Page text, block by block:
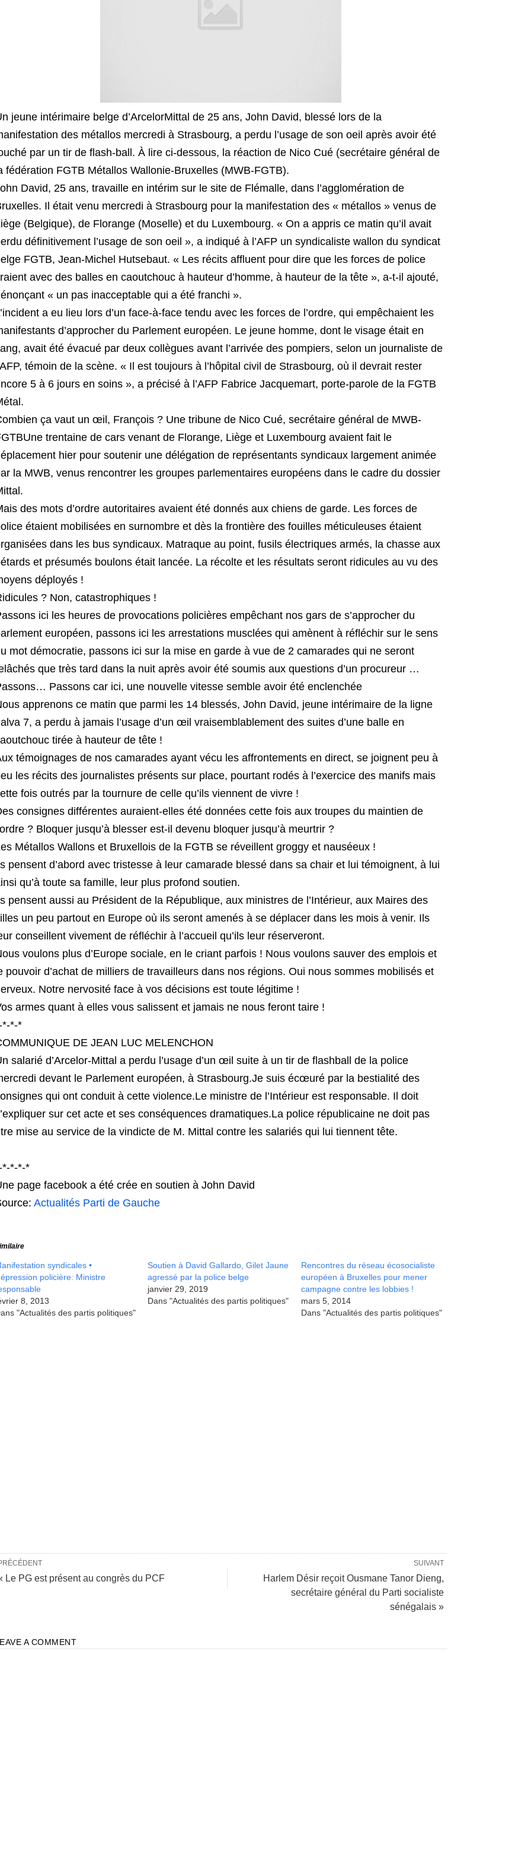
jeune intérimaire belge d’ArcelorMittal de 25 ans, John David, blessé lors de la
des métallos mercredi à Strasbourg, a perdu l’usage de son oeil après avoir été
par un tir de flash-ball. À lire ci-dessous, la réaction de Nico Cué (secrétaire général de
fédération FGTB Métallos Wallonie-Bruxelles (MWB-FGTB).
David, 25 ans, travaille en intérim sur le site de Flémalle, dans l’agglomération de
Il était venu mercredi à Strasbourg pour la manifestation des « métallos » venus de
(Belgique), de Florange (Moselle) et du Luxembourg. « On a appris ce matin qu’il avait
définitivement l’usage de son oeil », a indiqué à l’AFP un syndicaliste wallon du syndicat
FGTB, Jean-Michel Hutsebaut. « Les récits affluent pour dire que les forces de police
avec des balles en caoutchouc à hauteur d’homme, à hauteur de la tête », a-t-il ajouté,
« un pas inacceptable qui a été franchi ».
a eu lieu lors d’un face-à-face tendu avec les forces de l’ordre, qui empêchaient les
d’approcher du Parlement européen. Le jeune homme, dont le visage était en
avait été évacué par deux collègues avant l’arrivée des pompiers, selon un journaliste de
témoin de la scène. « Il est toujours à l’hôpital civil de Strasbourg, où il devrait rester
5 à 6 jours en soins », a précisé à l’AFP Fabrice Jacquemart, porte-parole de la FGTB
ça vaut un œil, François ? Une tribune de Nico Cué, secrétaire général de MWB-
trentaine de cars venant de Florange, Liège et Luxembourg avaient fait le
hier pour soutenir une délégation de représentants syndicaux largement animée
la MWB, venus rencontrer les groupes parlementaires européens dans le cadre du dossier
des mots d’ordre autoritaires avaient été donnés aux chiens de garde. Les forces de
étaient mobilisées en surnombre et dès la frontière des fouilles méticuleuses étaient
dans les bus syndicaux. Matraque au point, fusils électriques armés, la chasse aux
et présumés boulons était lancée. La récolte et les résultats seront ridicules au vu des
déployés !
? Non, catastrophiques !
ici les heures de provocations policières empêchant nos gars de s’approcher du
européen, passons ici les arrestations musclées qui amènent à réfléchir sur le sens
mot démocratie, passons ici sur la mise en garde à vue de 2 camarades qui ne seront
que très tard dans la nuit après avoir été soumis aux questions d’un procureur …
Passons car ici, une nouvelle vitesse semble avoir été enclenchée
apprenons ce matin que parmi les 14 blessés, John David, jeune intérimaire de la ligne
7, a perdu à jamais l’usage d’un œil vraisemblablement des suites d’une balle en
tirée à hauteur de tête !
témoignages de nos camarades ayant vécu les affrontements en direct, se joignent peu à
les récits des journalistes présents sur place, pourtant rodés à l’exercice des manifs mais
fois outrés par la tournure de celle qu’ils viennent de vivre !
consignes différentes auraient-elles été données cette fois aux troupes du maintien de
? Bloquer jusqu’à blesser est-il devenu bloquer jusqu’à meurtrir ?
Métallos Wallons et Bruxellois de la FGTB se réveillent groggy et nauséeux !
pensent d’abord avec tristesse à leur camarade blessé dans sa chair et lui témoignent, à lui
qu’à toute sa famille, leur plus profond soutien.
pensent aussi au Président de la République, aux ministres de l’Intérieur, aux Maires des
un peu partout en Europe où ils seront amenés à se déplacer dans les mois à venir. Ils
conseillent vivement de réfléchir à l’accueil qu’ils leur réserveront.
voulons plus d’Europe sociale, en le criant parfois ! Nous voulons sauver des emplois et
pouvoir d’achat de milliers de travailleurs dans nos régions. Oui nous sommes mobilisés et
Notre nervosité face à vos décisions est toute légitime !
armes quant à elles vous salissent et jamais ne nous feront taire !
*-*-*
DE JEAN LUC MELENCHON
salarié d’Arcelor-Mittal a perdu l’usage d’un œil suite à un tir de flashball de la police
devant le Parlement européen, à Strasbourg.Je suis écœuré par la bestialité des
qui ont conduit à cette violence.Le ministre de l’Intérieur est responsable. Il doit
sur cet acte et ses conséquences dramatiques.La police républicaine ne doit pas
mise au service de la vindicte de M. Mittal contre les salariés qui lui tiennent tête.
*-*-*-*
page facebook a été crée en soutien à John David
Actualités Parti de Gauche
syndicales •
policière: Ministre
8, 2013
"Actualités des partis politiques"
Soutien à David Gallardo, Gilet Jaune
agressé par la police belge
janvier 29, 2019
Dans "Actualités des partis politiques"
Rencontres du réseau écosocialiste
européen à Bruxelles pour mener
campagne contre les lobbies !
mars 5, 2014
Dans "Actualités des partis politiques"
SUIVANT
Harlem Désir reçoit Ousmane Tanor Dieng,
secrétaire général du Parti socialiste
sénégalais »
Le PG est présent au congrès du PCF
A COMMENT